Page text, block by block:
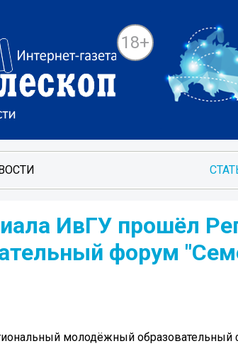
18+
ИвГУ прошёл
форум
молодёжный образовательный